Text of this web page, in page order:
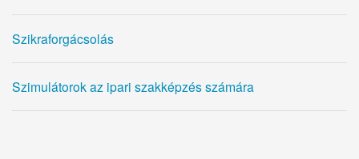
Szikraforgácsolás
Szimulátorok az ipari szakképzés számára